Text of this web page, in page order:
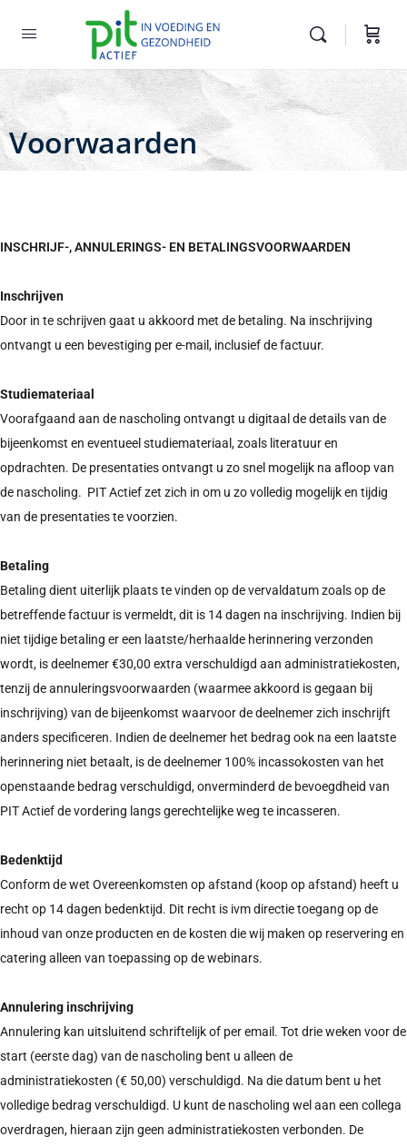
Voorwaarden
INSCHRIJF-, ANNULERINGS- EN BETALINGSVOORWAARDEN
Inschrijven
Door in te schrijven gaat u akkoord met de betaling. Na inschrijving
ontvangt u een bevestiging per e-mail, inclusief de factuur.
Studiemateriaal
Voorafgaand aan de nascholing ontvangt u digitaal de details van de
bijeenkomst en eventueel studiemateriaal, zoals literatuur en
opdrachten. De presentaties ontvangt u zo snel mogelijk na afloop van
de nascholing. PIT Actief zet zich in om u zo volledig mogelijk en tijdig
van de presentaties te voorzien.
Betaling
Betaling dient uiterlijk plaats te vinden op de vervaldatum zoals op de
betreffende factuur is vermeldt, dit is 14 dagen na inschrijving. Indien bij
niet tijdige betaling er een laatste/herhaalde herinnering verzonden
wordt, is deelnemer €30,00 extra verschuldigd aan administratiekosten,
tenzij de annuleringsvoorwaarden (waarmee akkoord is gegaan bij
inschrijving) van de bijeenkomst waarvoor de deelnemer zich inschrijft
anders specificeren. Indien de deelnemer het bedrag ook na een laatste
herinnering niet betaalt, is de deelnemer 100% incassokosten van het
openstaande bedrag verschuldigd, onverminderd de bevoegdheid van
PIT Actief de vordering langs gerechtelijke weg te incasseren.
Bedenktijd
Conform de wet Overeenkomsten op afstand (koop op afstand) heeft u
recht op 14 dagen bedenktijd. Dit recht is ivm directie toegang op de
inhoud van onze producten en de kosten die wij maken op reservering en
catering alleen van toepassing op de webinars.
Annulering inschrijving
Annulering kan uitsluitend schriftelijk of per email. Tot drie weken voor de
start (eerste dag) van de nascholing bent u alleen de
administratiekosten (€ 50,00) verschuldigd. Na die datum bent u het
volledige bedrag verschuldigd. U kunt de nascholing wel aan een collega
overdragen, hieraan zijn geen administratiekosten verbonden. De